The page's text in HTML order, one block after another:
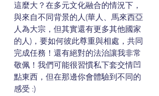
這麼大？在多元文化融合的情況下，
與來自不同背景的人(華人、馬來西亞
人為大宗，但其實還有更多其他國家
的人)，要如何彼此尊重與相處，共同
完成任務！還有絕對的法治讓我非常
敬佩！我們可能很習慣私下套交情凹
點東西，但在那邊你會體驗到不同的
感受 :)